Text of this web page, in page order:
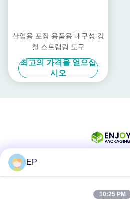
산업용 포장 용품용 내구성 강
철 스트랩링 도구
최고의 가격을 얻으십
시오
EP
10:25 PM